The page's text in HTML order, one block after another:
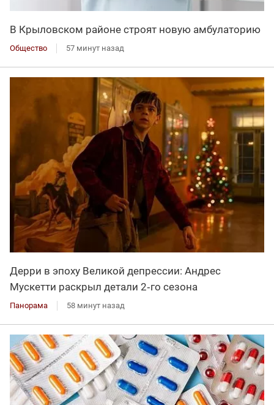
В Крыловском районе строят новую амбулаторию
Общество 57 минут назад
Дерри в эпоху Великой депрессии: Андрес
Мускетти раскрыл детали 2‑го сезона
Панорама 58 минут назад